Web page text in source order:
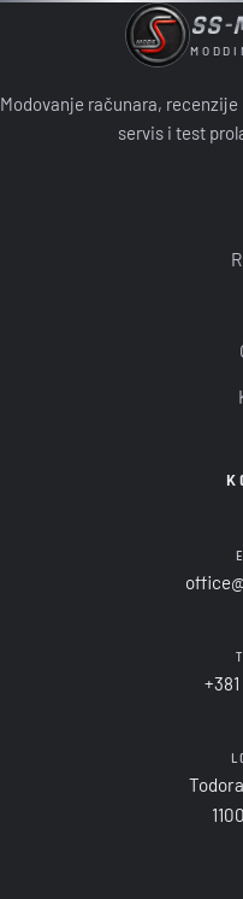
SS-
Modovanje računara,
servis i test